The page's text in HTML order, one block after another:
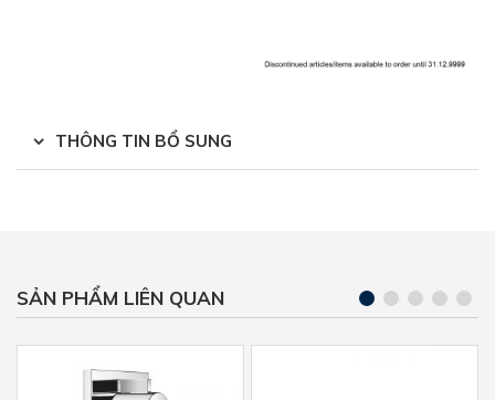
THÔNG TIN BỔ SUNG
SẢN PHẨM LIÊN QUAN